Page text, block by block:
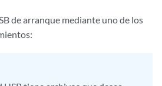
de arranque mediante uno de los